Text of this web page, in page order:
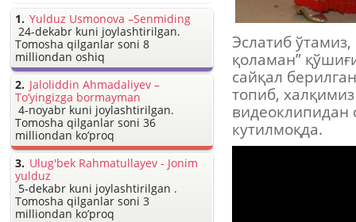
Эслатиб
қоламан”
сайқал
топиб,
видеоклипидан
кутилмоқда.
Yulduz Usmonova –Senmiding
24-dekabr kuni joylashtirilgan.
Tomosha qilganlar soni 8
milliondan oshiq
Jaloliddin Ahmadaliyev –
To’yingizga bormayman
4-noyabr kuni joylashtirilgan.
Tomosha qilganlar soni 36
milliondan ko’proq
Ulug'bek Rahmatullayev - Jonim
yulduz
5-dekabr kuni joylashtirilgan .
Tomosha qilganlar soni 3
milliondan ko’proq